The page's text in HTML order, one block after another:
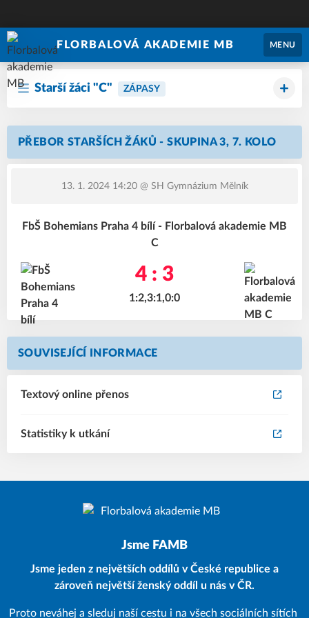
FLORBALOVÁ AKADEMIE MB MENU
Starší žáci "C" ZÁPASY
PŘEBOR STARŠÍCH ŽÁKŮ - SKUPINA 3, 7. KOLO
13. 1. 2024 14:20@ SH Gymnázium Mělník
FbŠ Bohemians Praha 4 bílí - Florbalová akademie MB
C
4 : 3
1:2,3:1,0:0
SOUVISEJÍCÍ INFORMACE
Textový online přenos
Statistiky k utkání
Jsme FAMB
Jsme jeden z největších oddílů v České republice a
zároveň největší ženský oddíl u nás v ČR.
Proto neváhej a sleduj naší cestu i na všech sociálních sítích